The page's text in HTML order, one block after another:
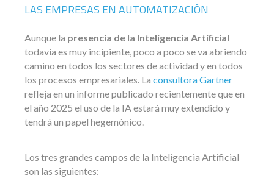
LAS EMPRESAS EN AUTOMATIZACIÓN
Aunque la presencia de la Inteligencia Artificial
todavía es muy incipiente, poco a poco se va abriendo
camino en todos los sectores de actividad y en todos
los procesos empresariales. La consultora Gartner
refleja en un informe publicado recientemente que en
el año 2025 el uso de la IA estará muy extendido y
tendrá un papel hegemónico.
Los tres grandes campos de la Inteligencia Artificial
son las siguientes: